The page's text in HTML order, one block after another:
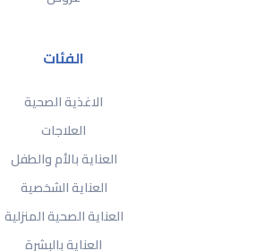
الفئات
الاغذية الصحية
العلاجات
العناية بالأم والطفل
العناية الشخصية
العناية الصحية المنزلية
العناية بالبشرة